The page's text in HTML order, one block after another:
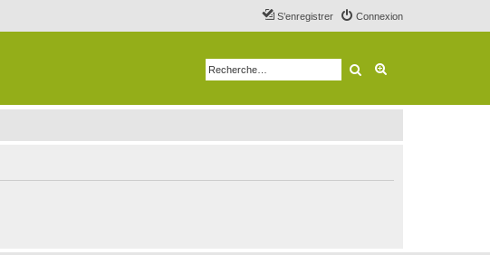
Connexion
S’enregistrer
Rechercher